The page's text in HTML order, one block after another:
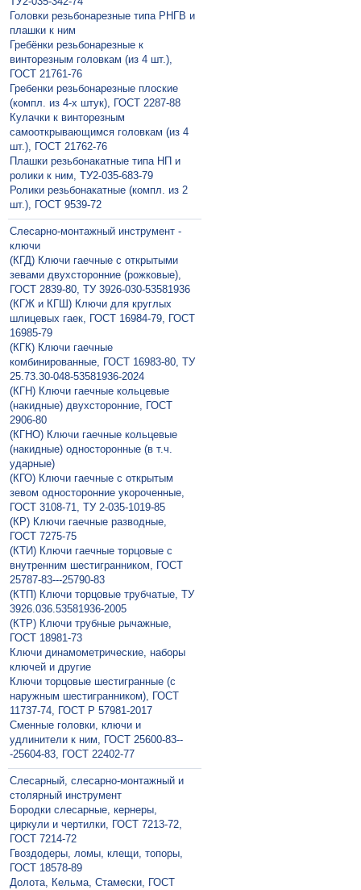
Головки резьбонарезные типа РНГВ и
плашки к ним
Гребёнки резьбонарезные к
винторезным головкам (из 4 шт.),
ГОСТ 21761-76
Гребенки резьбонарезные плоские
(компл. из 4-х штук), ГОСТ 2287-88
Кулачки к винторезным
самооткрывающимся головкам (из 4
шт.), ГОСТ 21762-76
Плашки резьбонакатные типа НП и
ролики к ним, ТУ2-035-683-79
Ролики резьбонакатные (компл. из 2
шт.), ГОСТ 9539-72
Слесарно-монтажный инструмент -
ключи
(КГД) Ключи гаечные с открытыми
зевами двухсторонние (рожковые),
ГОСТ 2839-80, ТУ 3926-030-53581936
(КГЖ и КГШ) Ключи для круглых
шлицевых гаек, ГОСТ 16984-79, ГОСТ
16985-79
(КГК) Ключи гаечные
комбинированные, ГОСТ 16983-80, ТУ
25.73.30-048-53581936-2024
(КГН) Ключи гаечные кольцевые
(накидные) двухсторонние, ГОСТ
2906-80
(КГНО) Ключи гаечные кольцевые
(накидные) односторонные (в т.ч.
ударные)
(КГО) Ключи гаечные с открытым
зевом односторонние укороченные,
ГОСТ 3108-71, ТУ 2-035-1019-85
(КР) Ключи гаечные разводные,
ГОСТ 7275-75
(КТИ) Ключи гаечные торцовые с
внутренним шестигранником, ГОСТ
25787-83---25790-83
(КТП) Ключи торцовые трубчатые, ТУ
3926.036.53581936-2005
(КТР) Ключи трубные рычажные,
ГОСТ 18981-73
Ключи динамометрические, наборы
ключей и другие
Ключи торцовые шестигранные (с
наружным шестигранником), ГОСТ
11737-74, ГОСТ Р 57981-2017
Сменные головки, ключи и
удлинители к ним, ГОСТ 25600-83--
-25604-83, ГОСТ 22402-77
Слесарный, слесарно-монтажный и
столярный инструмент
Бородки слесарные, кернеры,
циркули и чертилки, ГОСТ 7213-72,
ГОСТ 7214-72
Гвоздодеры, ломы, клещи, топоры,
ГОСТ 18578-89
Долота, Кельма, Стамески, ГОСТ